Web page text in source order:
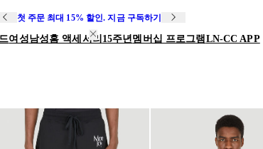
첫 주문 최대 15% 할인. 지금 구독하기
여성남성홈 액세서리 15주년멤버십 프로그램 LN-CC APP